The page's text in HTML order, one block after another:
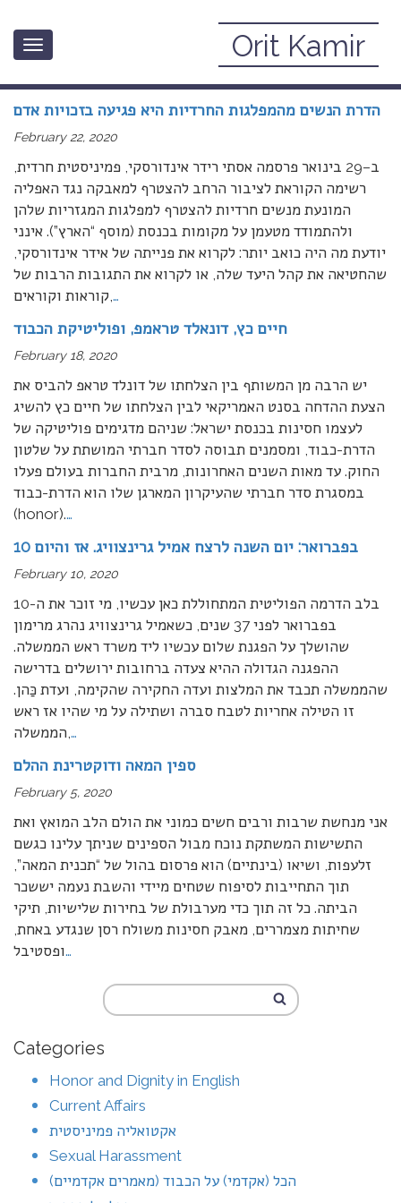
Toggle
Orit Kamir
הדרת הנשים מהמפלגות החרדיות היא פגיעה בזכויות אדם
February 22, 2020
ב–29 בינואר פרסמה אסתי רידר אינדורסקי, פמיניסטית חרדית,
רשימה הקוראת לציבור הרחב להצטרף למאבקה נגד האפליה
המונעת מנשים חרדיות להצטרף למפלגות המגזריות שלהן
ולהתמודד מטעמן על מקומות בכנסת (מוסף “הארץ”). אינני
יודעת מה היה כואב יותר: לקרוא את פנייתה של אידר אינדורסקי,
שהחטיאה את קהל היעד שלה, או לקרוא את התגובות הרבות של
קוראות וקוראים,…
חיים כץ, דונאלד טראמפ, ופוליטיקת הכבוד
February 18, 2020
יש הרבה מן המשותף בין הצלחתו של דונלד טראפ להביס את
הצעת ההדחה בסנט האמריקאי לבין הצלחתו של חיים כץ להשיג
לעצמו חסינות בכנסת ישראל: שניהם מדגימים פוליטיקה של
הדרת-כבוד, ומסמנים תבוסה לסדר חברתי המושתת על שלטון
החוק. עד מאות השנים האחרונות, מרבית החברות בעולם פעלו
במסגרת סדר חברתי שהעיקרון המארגן שלו הוא הדרת-כבוד
(honor).…
10 בפברואר: יום השנה לרצח אמיל גרינצוויג. אז והיום
February 10, 2020
בלב הדרמה הפוליטית המתחוללת כאן עכשיו, מי זוכר את ה-10
בפברואר לפני 37 שנים, כשאמיל גרינצוויג נהרג מרימון
שהושלך על הפגנת שלום עכשיו ליד משרד ראש הממשלה.
ההפגנה הגדולה ההיא צעדה ברחובות ירושלים בדרישה
שהממשלה תכבד את המלצות ועדה החקירה שהקימה, ועדת כַּהן.
זו הטילה אחריות לטבח סברה ושתילה על מי שהיו אז ראש
הממשלה,…
ספין המאה ודוקטרינת ההלם
February 5, 2020
אני מנחשת שרבות ורבים חשים כמוני את הולם הלב המואץ ואת
התשישות המשתקת נוכח מבול הספינים שניתך עלינו כגשם
זלעפות, ושיאו (בינתיים) הוא פרסום בהול של “תכנית המאה”,
תוך התחייבות לסיפוח שטחים מיידי והשבת נעמה יששכר
הביתה. כל זה תוך כדי מערבולת של בחירות שלישיות, תיקי
שחיתות מצמררים, מאבק חסינות משולח רסן שנגדע באחת,
ופסטיבל…
Categories
Honor and Dignity in English
Current Affairs
אקטואליה פמיניסטית
Sexual Harassment
הכל (אקדמי) על הכבוד (מאמרים אקדמיים)